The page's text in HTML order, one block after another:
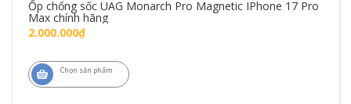
Ốp chống sốc UAG Monarch Pro Magnetic IPhone 17 Pro
Max chính hãng
2.000.000₫
Chọn sản phẩm